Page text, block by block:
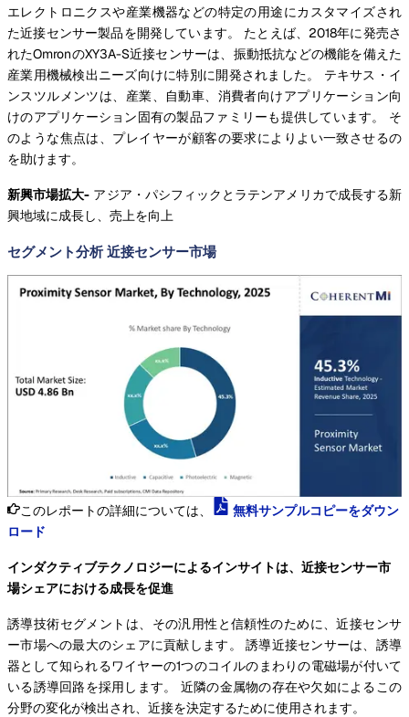
エレクトロニクスや産業機器などの特定の用途にカスタマイズされ
た近接センサー製品を開発しています。 たとえば、2018年に発売さ
れたOmronのXY3A-S近接センサーは、振動抵抗などの機能を備えた
産業用機械検出ニーズ向けに特別に開発されました。 テキサス・イ
ンスツルメンツは、産業、自動車、消費者向けアプリケーション向
けのアプリケーション固有の製品ファミリーも提供しています。 そ
のような焦点は、プレイヤーが顧客の要求によりよい一致させるの
を助けます。
新興市場拡大- アジア・パシフィックとラテンアメリカで成長する新
興地域に成長し、売上を向上
セグメント分析 近接センサー市場
このレポートの詳細については、
無料サンプルコピーをダウン
ロード
インダクティブテクノロジーによるインサイトは、近接センサー市
場シェアにおける成長を促進
誘導技術セグメントは、その汎用性と信頼性のために、近接センサ
ー市場への最大のシェアに貢献します。 誘導近接センサーは、誘導
器として知られるワイヤーの1つのコイルのまわりの電磁場が付いて
いる誘導回路を採用します。 近隣の金属物の存在や欠如によるこの
分野の変化が検出され、近接を決定するために使用されます。